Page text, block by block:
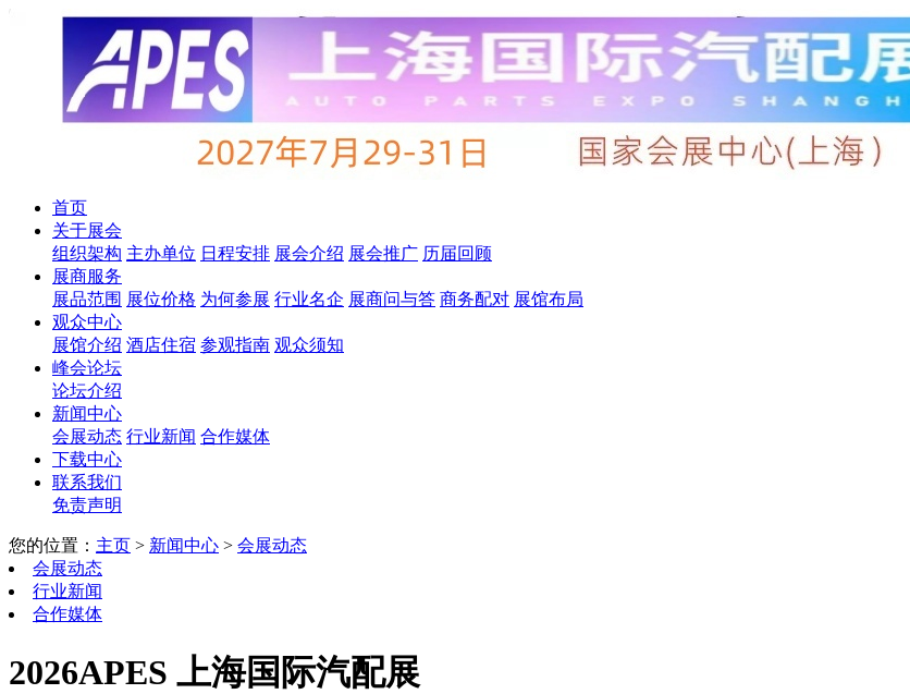
首页
关于展会
组织架构 主办单位 日程安排 展会介绍 展会推广 历届回顾
展商服务
展品范围 展位价格 为何参展 行业名企 展商问与答 商务配对 展馆布局
观众中心
展馆介绍 酒店住宿 参观指南 观众须知
峰会论坛
论坛介绍
新闻中心
会展动态 行业新闻 合作媒体
下载中心
联系我们
免责声明
您的位置： 主页 > 新闻中心 > 会展动态
会展动态
行业新闻
合作媒体
2026APES 上海国际汽配展